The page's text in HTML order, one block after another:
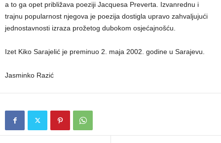
a to ga opet približava poeziji Jacquesa Preverta. Izvanrednu i
trajnu popularnost njegova je poezija dostigla upravo zahvaljujući
jednostavnosti izraza prožetog dubokom osjećajnošću.
Izet Kiko Sarajelić je preminuo 2. maja 2002. godine u Sarajevu.
Jasminko Razić